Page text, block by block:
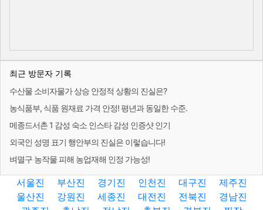
최근 방문자 기록
수산물 소비자물가 상승 안정적 상황의 진실은?
농식품부, 식품 원재료 가격 안정! 평년과 동일한 수준.
메종드서촌 1 감성 숙소 인스타 감성 인증샷 인기
외국인 성명 표기 행안부의 진실은 이렇습니다!
벼멸구 농작물 피해 농업재해 인정 가능성!
서울진 부산진 경기진 인천진 대구진
제주진
울산진
강원진 세종진 대전진 전북진
경남진